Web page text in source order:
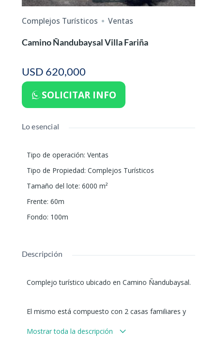
Complejos Turísticos
Ventas
Camino Ñandubaysal Villa Fariña
USD 620,000
SOLICITAR INFO
Lo esencial
Tipo de operación: Ventas
Tipo de Propiedad: Complejos Turísticos
Tamaño del lote: 6000 m²
Frente: 60m
Fondo: 100m
Descripción
Complejo turístico ubicado en Camino Ñandubaysal.
El mismo está compuesto con 2 casas familiares y
dos, cuatros, seis personas.
Mostrar toda la descripción